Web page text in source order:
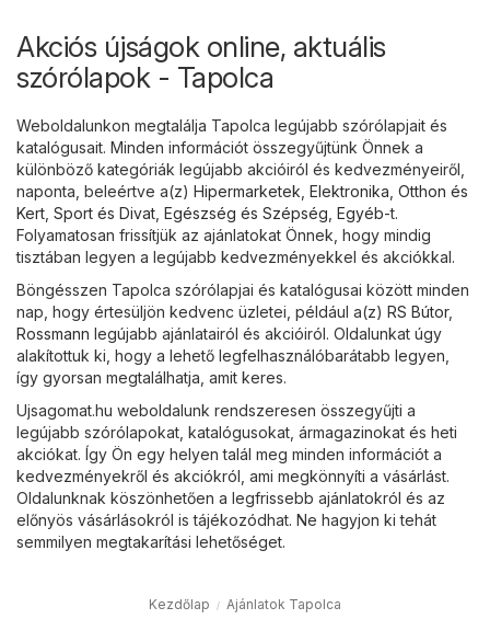
Akciós újságok online, aktuális
szórólapok - Tapolca
Weboldalunkon megtalálja Tapolca legújabb szórólapjait és
katalógusait. Minden információt összegyűjtünk Önnek a
különböző kategóriák legújabb akcióiról és kedvezményeiről,
naponta, beleértve a(z) Hipermarketek Elektronika Otthon és
Kert Sport és Divat Egészség és Szépség Egyéb-t.
Folyamatosan frissítjük az ajánlatokat Önnek, hogy mindig
tisztában legyen a legújabb kedvezményekkel és akciókkal.
Böngésszen Tapolca szórólapjai és katalógusai között minden
nap, hogy értesüljön kedvenc üzletei, például a(z) RS Bútor,
Rossmann legújabb ajánlatairól és akcióiról. Oldalunkat úgy
alakítottuk ki, hogy a lehető legfelhasználóbarátabb legyen,
így gyorsan megtalálhatja, amit keres.
Ujsagomat.hu weboldalunk rendszeresen összegyűjti a
legújabb szórólapokat, katalógusokat, ármagazinokat és heti
akciókat. Így Ön egy helyen talál meg minden információt a
kedvezményekről és akciókról, ami megkönnyíti a vásárlást.
Oldalunknak köszönhetően a legfrissebb ajánlatokról és az
előnyös vásárlásokról is tájékozódhat. Ne hagyjon ki tehát
semmilyen megtakarítási lehetőséget.
Kezdőlap Ajánlatok Tapolca